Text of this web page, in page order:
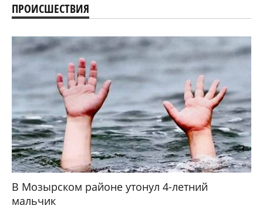
ПРОИСШЕСТВИЯ
В Мозырском районе утонул 4-летний
мальчик